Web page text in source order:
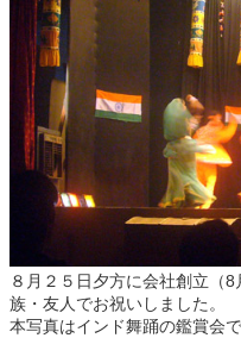
８月２５日夕方に会社創立（
族・友人でお祝いしました。
本写真はインド舞踊の鑑賞会で